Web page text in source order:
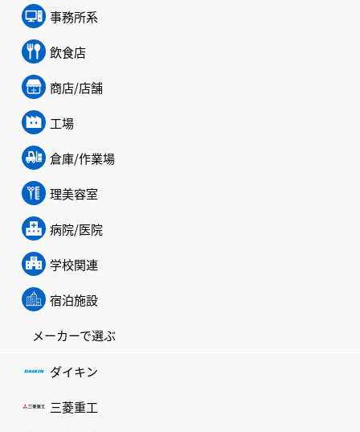
事務所系
飲食店
商店/店舗
工場
倉庫/作業場
理美容室
病院/医院
学校関連
宿泊施設
メーカーで選ぶ
ダイキン
三菱重工